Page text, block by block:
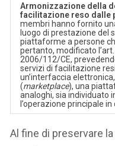
Armonizzazione della
facilitazione reso dalle
membri hanno fornito
luogo di prestazione del
piattaforme a persone
pertanto, modificato
2006/112/CE,
servizi di facilitazione
un’interfaccia
(marketplace), una
analoghi, sia individuato
l’operazione principale
Al fine di preservare